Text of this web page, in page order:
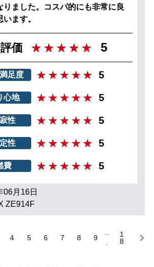
りました。コスパ的にも非常に良
ます。
価 5
足度 5
心地 5
性 5
性 5
費 5
06月16日
ZE914F
4 5 6 7 8 9
1
8